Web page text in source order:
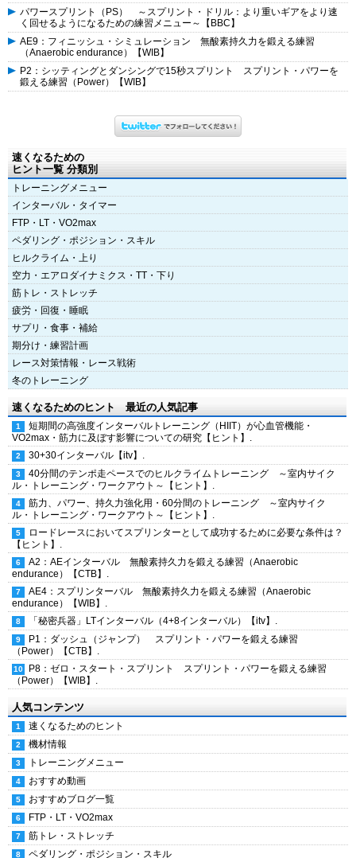
パワースプリント（PS） ～スプリント・ドリル：より重いギアをより速
く回せるようになるための練習メニュー～【BBC】
AE9：フィニッシュ・シミュレーション 無酸素持久力を鍛える練習
（Anaerobic endurance）【WIB】
P2：シッティングとダンシングで15秒スプリント スプリント・パワーを
鍛える練習（Power）【WIB】
速くなるための
ヒント一覧 分類別
トレーニングメニュー
インターバル・タイマー
FTP・LT・VO2max
ペダリング・ポジション・スキル
ヒルクライム・上り
空力・エアロダイナミクス・TT・下り
筋トレ・ストレッチ
疲労・回復・睡眠
サプリ・食事・補給
期分け・練習計画
レース対策情報・レース戦術
冬のトレーニング
速くなるためのヒント 最近の人気記事
短期間の高強度インターバルトレーニング（HIIT）が心血管機能・
VO2max・筋力に及ぼす影響についての研究【ヒント】.
30+30インターバル【itv】.
40分間のテンポ走ペースでのヒルクライムトレーニング ～室内サイク
ル・トレーニング・ワークアウト～【ヒント】.
筋力、パワー、持久力強化用・60分間のトレーニング ～室内サイク
ル・トレーニング・ワークアウト～【ヒント】.
ロードレースにおいてスプリンターとして成功するために必要な条件は？
【ヒント】.
A2：AEインターバル 無酸素持久力を鍛える練習（Anaerobic
endurance）【CTB】.
AE4：スプリンターバル 無酸素持久力を鍛える練習（Anaerobic
endurance）【WIB】.
「秘密兵器」LTインターバル（4+8インターバル）【itv】.
P1：ダッシュ（ジャンプ） スプリント・パワーを鍛える練習
（Power）【CTB】.
P8：ゼロ・スタート・スプリント スプリント・パワーを鍛える練習
（Power）【WIB】.
人気コンテンツ
速くなるためのヒント
機材情報
トレーニングメニュー
おすすめ動画
おすすめブログ一覧
FTP・LT・VO2max
筋トレ・ストレッチ
ペダリング・ポジション・スキル